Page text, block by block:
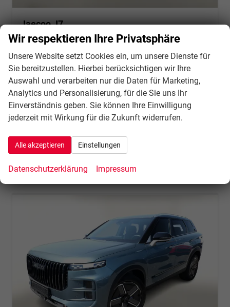
Jaecoo J7
Exclusive 7 4WD Pano ACC Leder 4xSHZ Keyl
unverbindliche Lieferzeit:3 Wochen Fahrzeug mit Tageszulassung
136060
Automatik
Benzin
White Khaki
108 kW (147 PS)
10 km
30.06.2026
30.044,– € Details
Verbrauch kombiniert:8,00 l/100km
CO2-Klasse: G
Wir respektieren Ihre Privatsphäre
Unsere Website setzt Cookies ein, um unsere Dienste für
Sie bereitzustellen. Hierbei berücksichtigen wir Ihre
Auswahl und verarbeiten nur die Daten für Marketing,
Analytics und Personalisierung, für die Sie uns Ihr
Einverständnis geben. Sie können Ihre Einwilligung
jederzeit mit Wirkung für die Zukunft widerrufen.
Alle akzeptieren Einstellungen
Datenschutzerklärung Impressum